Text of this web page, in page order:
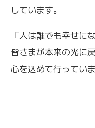
しています。
「人は誰でも幸せに
皆さまが本来の光に
心を込めて行っていま